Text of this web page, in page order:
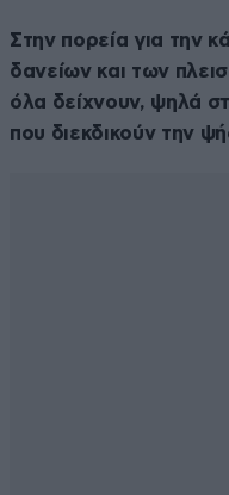
Στην πορεία για την
δανείων και των
όλα δείχνουν, ψηλά
που διεκδικούν την